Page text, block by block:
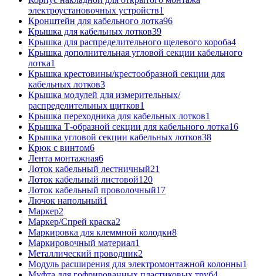
электроустановочных устройств1
Кронштейн для кабельного лотка96
Крышка для кабельных лотков39
Крышка для распределительного щелевого короба4
Крышка дополнительная угловой секции кабельного
лотка1
Крышка крестовины/крестообразной секции для
кабельных лотков3
Крышка модулей для измерительных/
распределительных щитков1
Крышка переходника для кабельных лотков1
Крышка Т-образной секции для кабельного лотка16
Крышка угловой секции кабельных лотков38
Крюк с винтом6
Лента монтажная6
Лоток кабельный лестничный21
Лоток кабельный листовой120
Лоток кабельный проволочный17
Лючок напольный1
Маркер2
Маркер/Спрей краска2
Маркировка для клеммной колодки8
Маркировочный материал1
Металлический проводник2
Модуль расширения для электромонтажной колонны1